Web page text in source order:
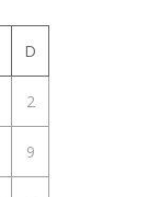
D
2
9